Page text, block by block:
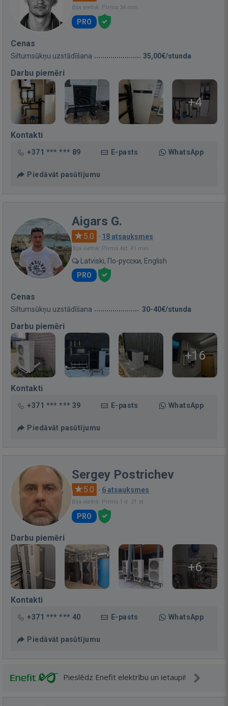
Bija vietnē: Pirms 34 min.
PRO
Cenas
Siltumsūkņu uzstādīšana 35,00€/stunda
Darbu piemēri
+4
Kontakti
+371 *** *** 89 E-pasts WhatsApp
Piedāvāt pasūtījumu
Aigars G.
5.0 · 18 atsauksmes
Bija vietnē: Pirms 4st. 41 min.
Latviski, По-русски, English
PRO
Cenas
Siltumsūkņu uzstādīšana 30-40€/stunda
Darbu piemēri
+16
Kontakti
+371 *** *** 39 E-pasts WhatsApp
Piedāvāt pasūtījumu
Sergey Postrichev
5.0 · 6 atsauksmes
Bija vietnē: Pirms 1 d. 21 st.
PRO
Darbu piemēri
+6
Kontakti
+371 *** *** 40 E-pasts WhatsApp
Piedāvāt pasūtījumu
Pieslēdz Enefit elektrību un ietaupi!